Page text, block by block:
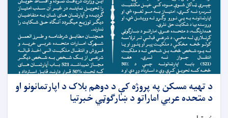
د تهیه مسکن په پروژه کې د دوهم بلاک د اپارتمانونو او
د متحده عربي اماراتو د ښارګوټي خبرتیا